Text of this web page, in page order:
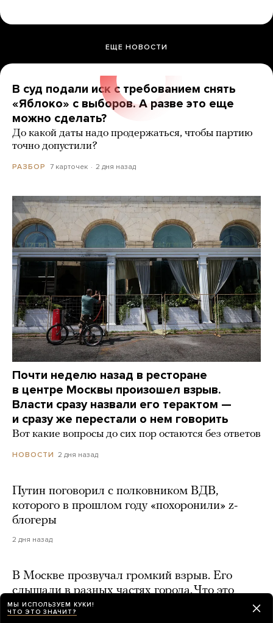
ЕЩЕ НОВОСТИ
В суд подали иск с требованием снять
«Яблоко» с выборов. А разве это еще
можно сделать?
До какой даты надо продержаться, чтобы партию
точно допустили?
РАЗБОР 7 карточек 2 дня назад
Почти неделю назад в ресторане
в центре Москвы произошел взрыв.
Власти сразу назвали его терактом —
и сразу же перестали о нем говорить
Вот какие вопросы до сих пор остаются без ответов
НОВОСТИ 2 дня назад
Путин поговорил с полковником ВДВ,
которого в прошлом году «похоронили» z-
блогеры
2 дня назад
В Москве прозвучал громкий взрыв. Его
слышали в разных частях города. Что это
было — не знает даже МЧС
МЫ ИСПОЛЬЗУЕМ КУКИ!
ЧТО ЭТО ЗНАЧИТ?